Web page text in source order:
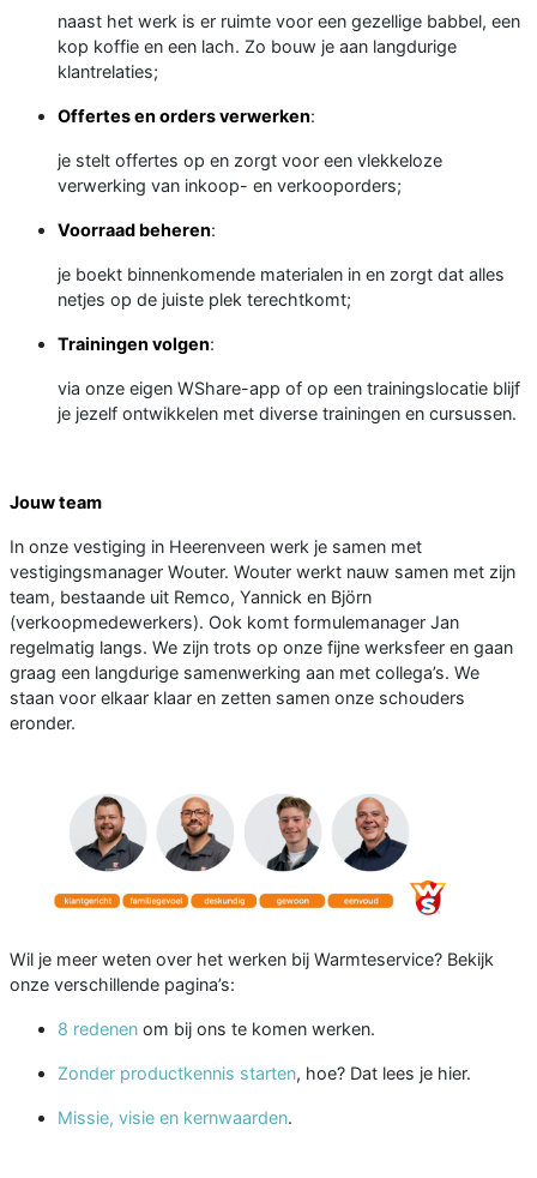
naast het werk is er ruimte voor een gezellige babbel, een
kop koffie en een lach. Zo bouw je aan langdurige
klantrelaties;
Offertes en orders verwerken:
je stelt offertes op en zorgt voor een vlekkeloze
verwerking van inkoop- en verkooporders;
Voorraad beheren:
je boekt binnenkomende materialen in en zorgt dat alles
netjes op de juiste plek terechtkomt;
Trainingen volgen:
via onze eigen WShare-app of op een trainingslocatie blijf
je jezelf ontwikkelen met diverse trainingen en cursussen.
Jouw team
In onze vestiging in Heerenveen werk je samen met
vestigingsmanager Wouter. Wouter werkt nauw samen met zijn
team, bestaande uit Remco, Yannick en Björn
(verkoopmedewerkers). Ook komt formulemanager Jan
regelmatig langs. We zijn trots op onze fijne werksfeer en gaan
graag een langdurige samenwerking aan met collega’s. We
staan voor elkaar klaar en zetten samen onze schouders
eronder.
Wil je meer weten over het werken bij Warmteservice? Bekijk
onze verschillende pagina’s:
8 redenen om bij ons te komen werken.
Zonder productkennis starten, hoe? Dat lees je hier.
Missie, visie en kernwaarden.